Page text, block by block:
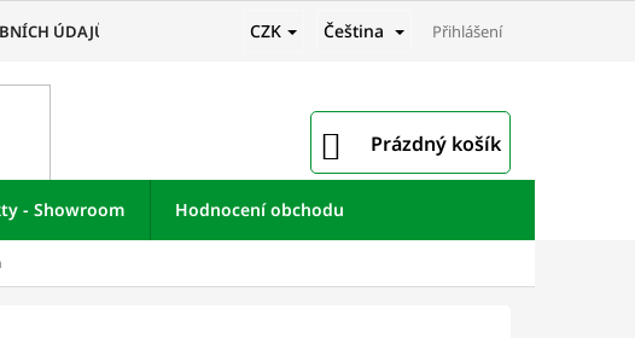
ÚDAJŮ CZK Čeština Přihlášení
NÁKUPNÍ
KOŠÍK
Prázdný košík
- Showroom Hodnocení obchodu